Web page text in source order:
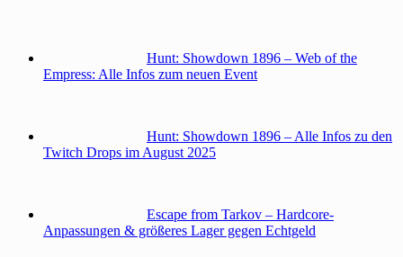
Hunt: Showdown 1896 – Web of the
Empress: Alle Infos zum neuen Event
Hunt: Showdown 1896 – Alle Infos zu den
Twitch Drops im August 2025
Escape from Tarkov – Hardcore-
Anpassungen & größeres Lager gegen Echtgeld